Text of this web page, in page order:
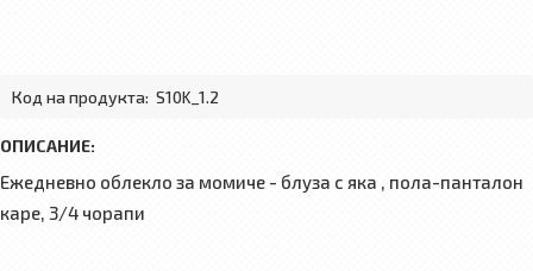
Код на продукта: S10K_1.2
ОПИСАНИЕ:
Ежедневно облекло за момиче - блуза с яка , пола-панталон
каре, 3/4 чорапи